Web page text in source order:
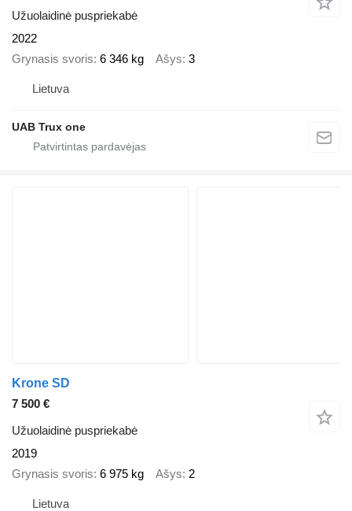
Užuolaidinė puspriekabė
2022
Grynasis svoris 6 346 kg Ašys 3
Lietuva
UAB Trux one
Krone SD
7 500 €
Užuolaidinė puspriekabė
2019
Grynasis svoris 6 975 kg Ašys 2
Lietuva